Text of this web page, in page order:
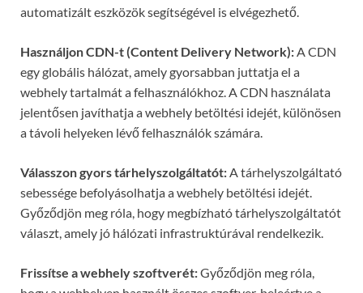
automatizált eszközök segítségével is elvégezhető.
Használjon CDN-t (Content Delivery Network): A CDN
egy globális hálózat, amely gyorsabban juttatja el a
webhely tartalmát a felhasználókhoz. A CDN használata
jelentősen javíthatja a webhely betöltési idejét, különösen
a távoli helyeken lévő felhasználók számára.
Válasszon gyors tárhelyszolgáltatót: A tárhelyszolgáltató
sebessége befolyásolhatja a webhely betöltési idejét.
Győződjön meg róla, hogy megbízható tárhelyszolgáltatót
választ, amely jó hálózati infrastruktúrával rendelkezik.
Frissítse a webhely szoftverét:Győződjön meg róla,